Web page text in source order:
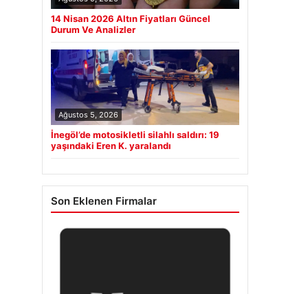
14 Nisan 2026 Altın Fiyatları Güncel
Durum Ve Analizler
Ağustos 5, 2026
İnegöl’de motosikletli silahlı saldırı: 19
yaşındaki Eren K. yaralandı
Son Eklenen Firmalar